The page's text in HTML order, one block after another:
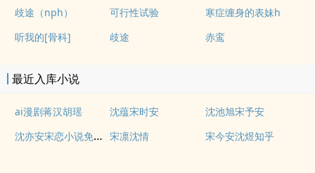
歧途（nph） 可行性试验
寒症缠身的表妹h
听我的[骨科]
歧途 赤鸾
最近入库小说
ai漫剧蒋汉胡瑶 沈蕴宋时安 沈池旭宋予安
沈亦安宋恋小说免费阅读最新章节 宋凛沈情 宋今安沈煜知乎